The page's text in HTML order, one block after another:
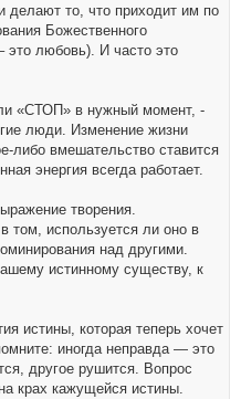
делают то, что приходит им по
Божественного
это любовь). И часто это
«СТОП» в нужный момент, -
люди. Изменение жизни
либо вмешательство ставится
энергия всегда работает.
творения.
том, используется ли оно в
над другими.
истинному существу, к
истины, которая теперь хочет
иногда неправда — это
другое рушится. Вопрос
крах кажущейся истины.